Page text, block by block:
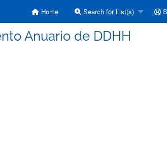
Home Search for List(s)
Anuario de DDHH